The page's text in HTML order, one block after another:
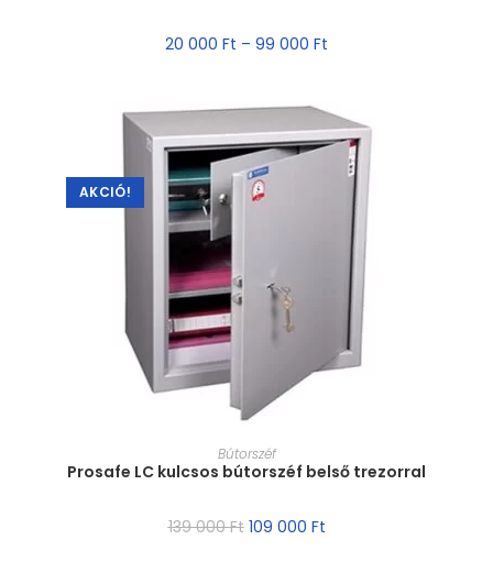
20 000 Ft – 99 000 Ft
AKCIÓ!
MÉRET VÁLASZTÁSA
Bútorszéf
Prosafe LC kulcsos bútorszéf belső trezorral
139 000Ft 109 000 Ft